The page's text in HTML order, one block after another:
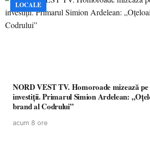
LOCALE
NORD VEST TV. Homoroade mizează
investiții. Primarul Simion Ardelean: „Oțeloaia rămâne un
brand al Codrului”
acum 8 ore